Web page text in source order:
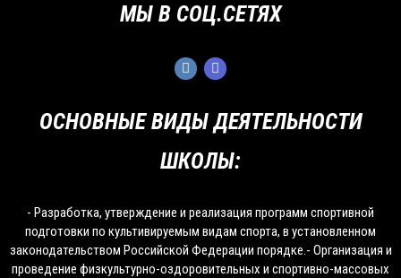
ОСНОВНЫЕ ВИДЫ ДЕЯТЕЛЬНОСТИ
ШКОЛЫ:
- Разработка, утверждение и реализация программ спортивной
подготовки по культивируемым видам спорта, в установленном
законодательством Российской Федерации порядке.- Организация и
проведение физкультурно-оздоровительных и спортивно-массовых
МЫ В СОЦ.СЕТЯХ